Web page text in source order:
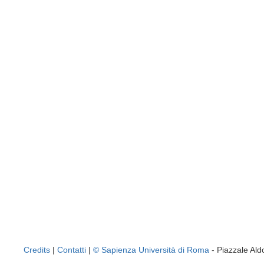
Credits | Contatti | © Sapienza Università di Roma - Piazzale